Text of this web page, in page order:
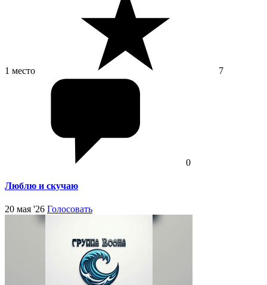
1 место 7
0
Люблю и скучаю
20 мая '26 Голосовать